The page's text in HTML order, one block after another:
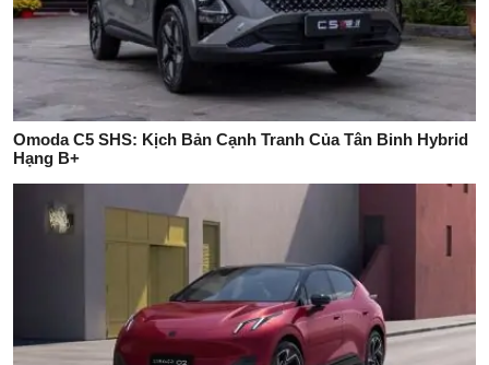
Omoda C5 SHS: Kịch Bản Cạnh Tranh Của Tân Binh Hybrid
Hạng B+